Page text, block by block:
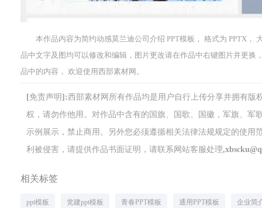
本作品内容为简约动感莫兰迪公司介绍 PPT模板， 格式为 PPTX，
品中文字及图均可以修改和编辑，图片更改请在作品中右键图片并更
品中的内容， 欢迎使用西部素材网。
[免责声明]:西部素材网所有作品均是用户自行上传分享并拥有
权，请勿作他用。对作品中含有的国旗、国歌、国徽，军旗、军
示例展示，禁止商用。另外您必须遵循相关法律法规规定的使
利被侵害，请提供作品书面证明，请联系网站客服处理
相关标签
ppt模板 党建ppt模板 青春PPT模板 通用PPT模板 企业简